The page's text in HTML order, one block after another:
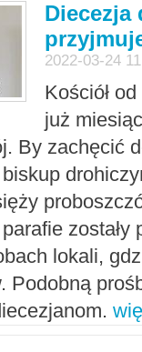
Diecezja
2022-03-24
Kościół
już
By zachęcić
zostały
lokali,
Podobną